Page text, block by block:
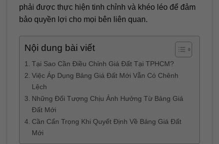
phải được thực hiện tinh chỉnh và khéo léo để đảm
bảo quyền lợi cho mọi bên liên quan.
Nội dung bài viết
Tại Sao Cần Điều Chỉnh Giá Đất Tại TPHCM?
Việc Áp Dụng Bảng Giá Đất Mới Vẫn Có Chênh
Lệch
Những Đối Tượng Chịu Ảnh Hưởng Từ Bảng Giá
Đất Mới
Cần Cẩn Trọng Khi Quyết Định Về Bảng Giá Đất
Mới